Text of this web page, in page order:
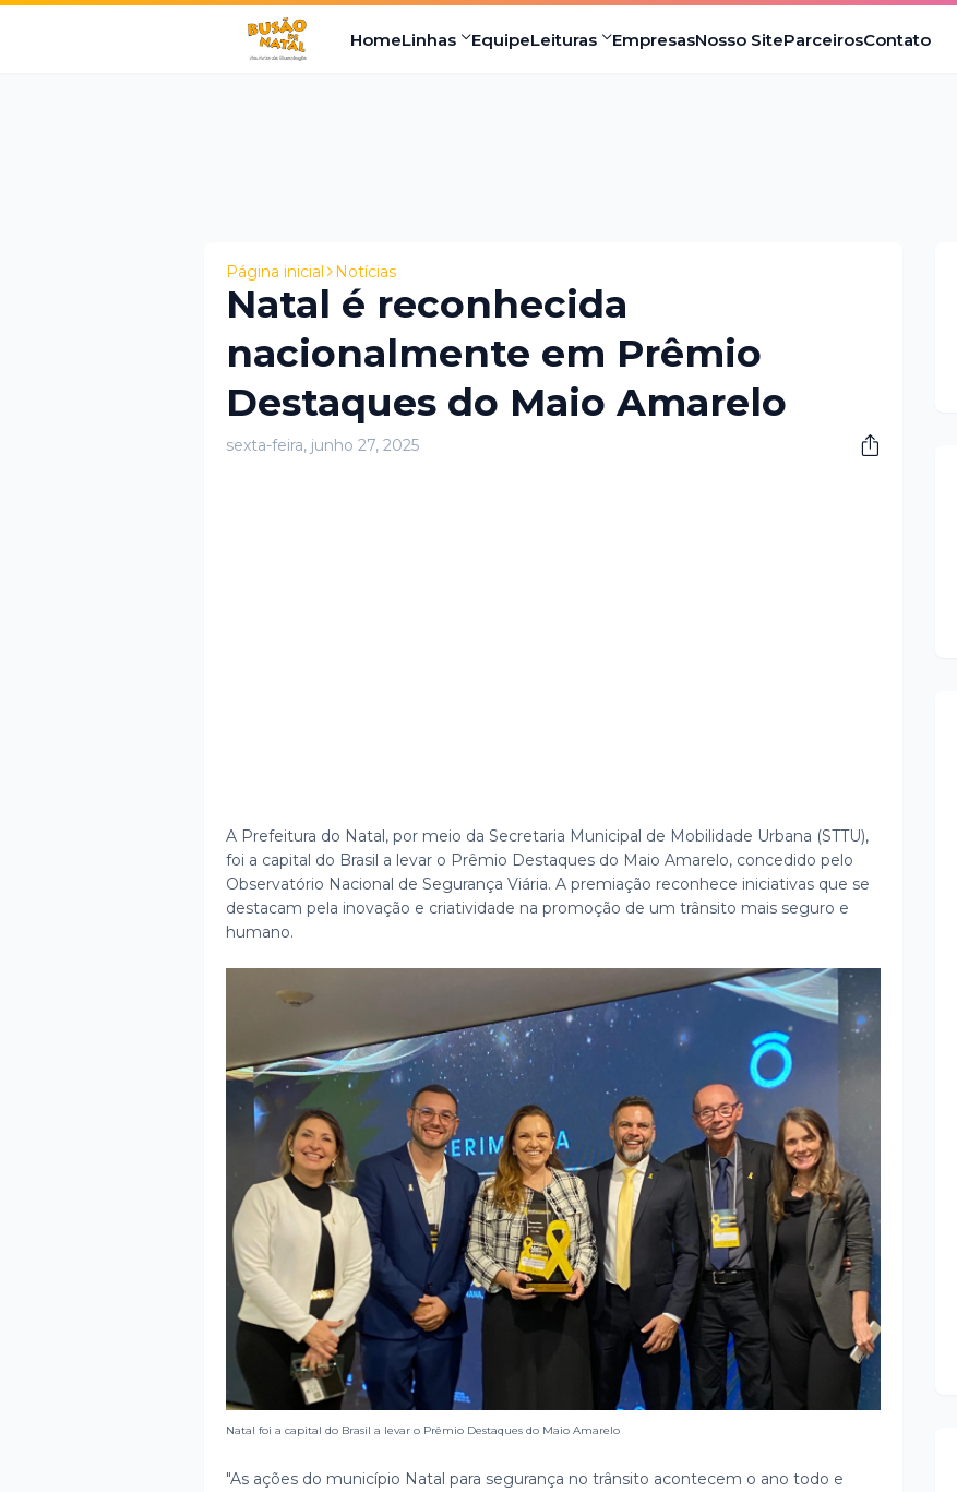
HomeLinhas EquipeLeituras EmpresasNosso SiteParceirosContato
Página inicial Notícias
Natal é reconhecida
nacionalmente em Prêmio
Destaques do Maio Amarelo
sexta-feira, junho 27, 2025
A Prefeitura do Natal, por meio da Secretaria Municipal de Mobilidade Urbana (STTU),
foi a capital do Brasil a levar o Prêmio Destaques do Maio Amarelo, concedido pelo
Observatório Nacional de Segurança Viária. A premiação reconhece iniciativas que se
destacam pela inovação e criatividade na promoção de um trânsito mais seguro e
humano.
Natal foi a capital do Brasil a levar o Prêmio Destaques do Maio Amarelo
"As ações do município Natal para segurança no trânsito acontecem o ano todo e